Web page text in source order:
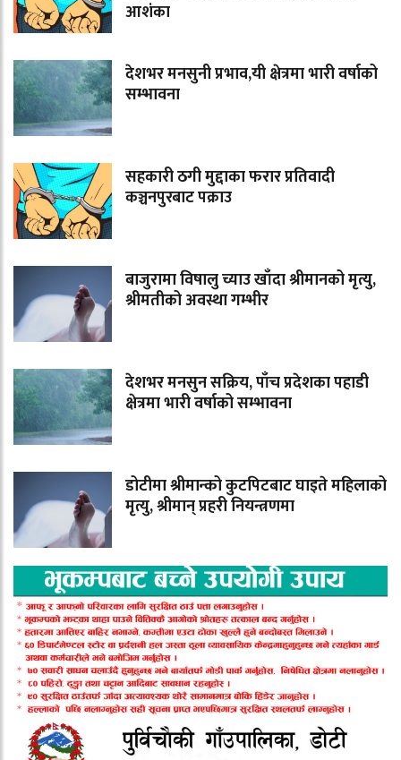
आशंका
देशभर मनसुनी प्रभाव,यी क्षेत्रमा भारी वर्षाको
सम्भावना
सहकारी ठगी मुद्दाका फरार प्रतिवादी
कञ्चनपुरबाट पक्राउ
बाजुरामा विषालु च्याउ खाँदा श्रीमानको मृत्यु,
श्रीमतीको अवस्था गम्भीर
देशभर मनसुन सक्रिय, पाँच प्रदेशका पहाडी
क्षेत्रमा भारी वर्षाको सम्भावना
डोटीमा श्रीमान्को कुटपिटबाट घाइते महिलाको
मृत्यु, श्रीमान् प्रहरी नियन्त्रणमा